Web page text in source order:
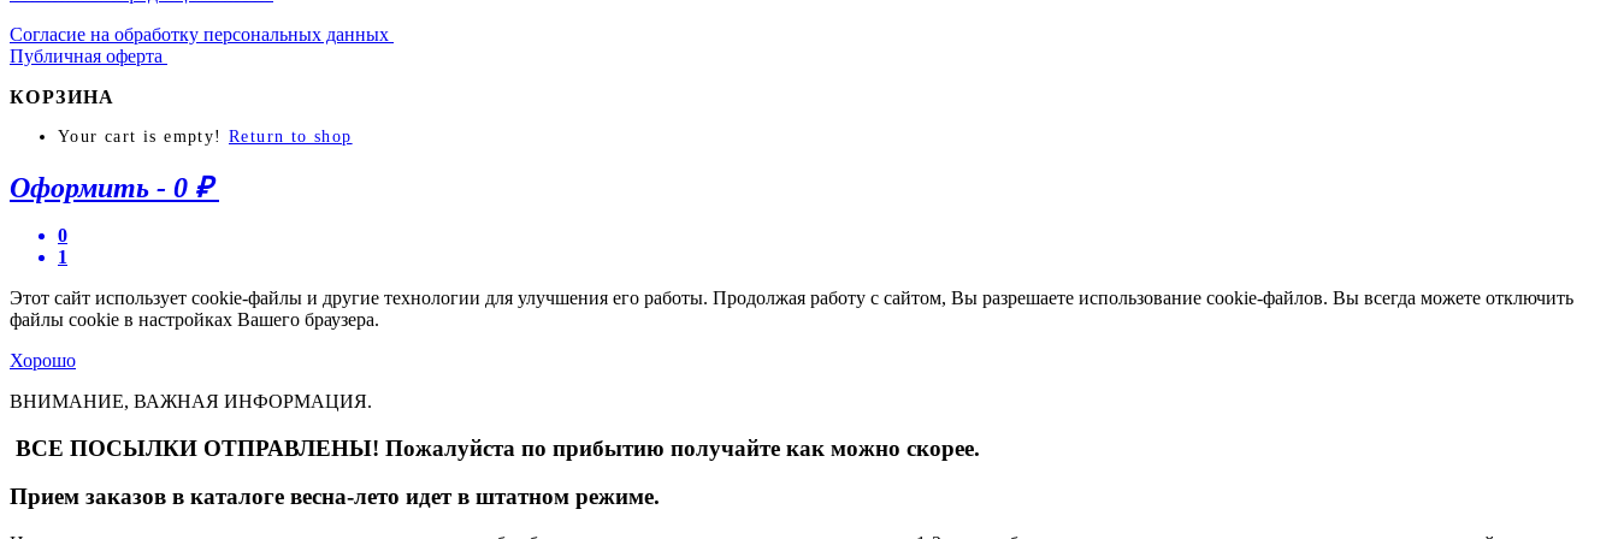
Согласие на обработку персональных данных
Публичная оферта
КОРЗИНА
Your cart is empty! Return to shop
Оформить - 0 ₽
0
1
Этот сайт использует cookie-файлы и другие технологии для улучшения его работы. Продолжая работу с сайтом, Вы разрешаете использование cookie-файлов. Вы всегда можете отключить
файлы cookie в настройках Вашего браузера.
Хорошо
ВНИМАНИЕ, ВАЖНАЯ ИНФОРМАЦИЯ.
ВСЕ ПОСЫЛКИ ОТПРАВЛЕНЫ! Пожалуйста по прибытию получайте как можно скорее.
Прием заказов в каталоге весна-лето идет в штатном режиме.